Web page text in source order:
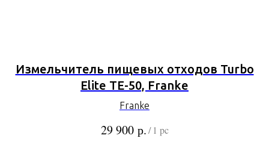
Измельчитель пищевых отходов Turbo
Elite TE-50, Franke
Franke
29 900 р./ 1 pc